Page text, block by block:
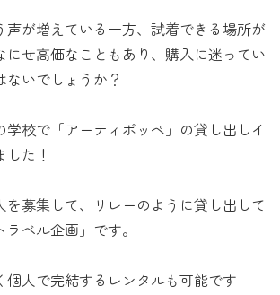
声が増えている一方、試着できる場所が
にせ高価なこともあり、購入に迷ってい
ないでしょうか？
学校で「アーティポッペ」の貸し出しイ
た！
を募集して、リレーのように貸し出して
ベル企画」です。
人で完結するレンタルも可能です